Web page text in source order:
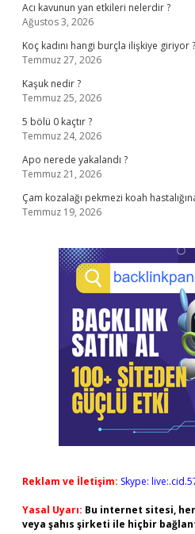
Acı kavunun yan etkileri nelerdir ?
Ağustos 3, 2026
Koç kadını hangi burçla ilişkiye giriyor ?
Temmuz 27, 2026
Kaşuk nedir ?
Temmuz 25, 2026
5 bölü 0 kaçtır ?
Temmuz 24, 2026
Apo nerede yakalandı ?
Temmuz 21, 2026
Çam kozalağı pekmezi koah
Temmuz 19, 2026
Reklam ve İletişim: Skype:
Yasal Uyarı: Bu internet sitesi,
veya şahıs şirketi ile hiçbir